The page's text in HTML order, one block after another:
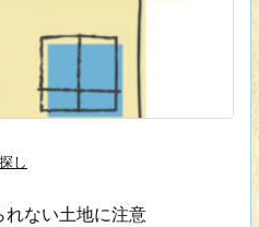
し
ない土地に注意